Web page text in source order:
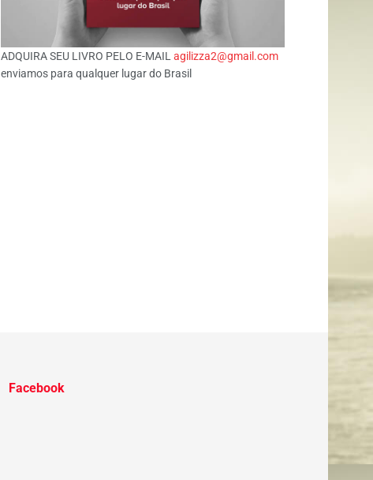
ADQUIRA SEU LIVRO PELO E-MAIL agilizza2@gmail.com
enviamos para qualquer lugar do Brasil
Facebook